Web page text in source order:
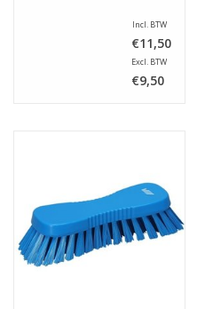
Incl. BTW
€11,50
Excl. BTW
€9,50